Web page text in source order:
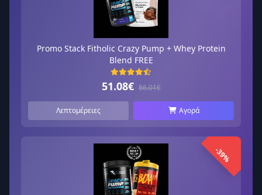
Promo Stack Fitholic Crazy Pump + Whey Protein
Blend FREE
51.08€ 86.01€
Λεπτομέρειες Αγορά
-39%